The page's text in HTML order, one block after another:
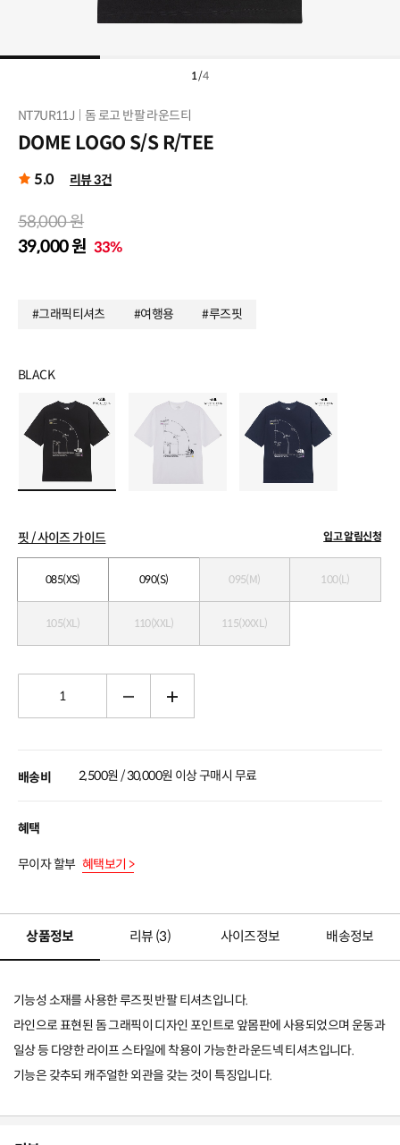
1/4
NT7UR11J 돔 로고 반팔 라운드티
DOME LOGO S/S R/TEE
5.0 리뷰 3건
#그래픽티셔츠 #여행용 #루즈핏
58,000 원
39,000 원 33%
BLACK
핏 / 사이즈 가이드 입고 알림신청
085(XS) 090(S) 095(M) 100(L)
105(XL) 110(XXL) 115(XXXL)
배송비 2,500원 / 30,000원 이상 구매시 무료
혜택
무이자 할부 혜택보기 >
상품정보 리뷰 (3) 사이즈정보 배송정보
기능성 소재를 사용한 루즈핏 반팔 티셔츠입니다.
라인으로 표현된 돔 그래픽이 디자인 포인트로 앞몸판에 사용되었으며 운동과
일상 등 다양한 라이프 스타일에 착용이 가능한 라운드넥 티셔츠입니다.
기능은 갖추되 캐주얼한 외관을 갖는 것이 특징입니다.